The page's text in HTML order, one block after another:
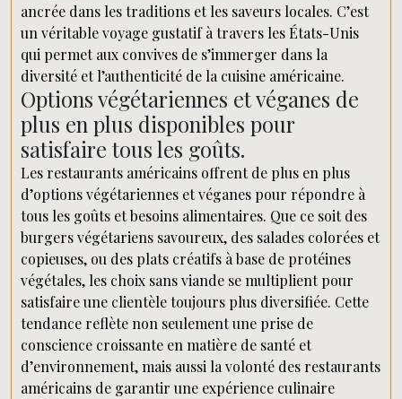
ancrée dans les traditions et les saveurs locales. C’est
un véritable voyage gustatif à travers les États-Unis
qui permet aux convives de s’immerger dans la
diversité et l’authenticité de la cuisine américaine.
Options végétariennes et véganes de
plus en plus disponibles pour
satisfaire tous les goûts.
Les restaurants américains offrent de plus en plus
d’options végétariennes et véganes pour répondre à
tous les goûts et besoins alimentaires. Que ce soit des
burgers végétariens savoureux, des salades colorées et
copieuses, ou des plats créatifs à base de protéines
végétales, les choix sans viande se multiplient pour
satisfaire une clientèle toujours plus diversifiée. Cette
tendance reflète non seulement une prise de
conscience croissante en matière de santé et
d’environnement, mais aussi la volonté des restaurants
américains de garantir une expérience culinaire